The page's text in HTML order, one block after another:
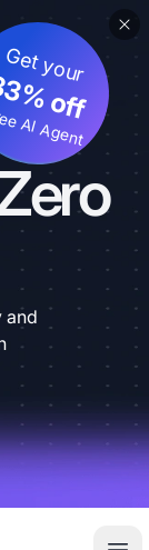
Get your
off
AI Agent
and